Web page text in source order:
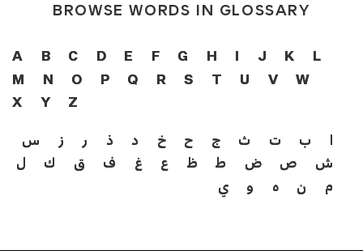
BROWSE WORDS IN GLOSSARY
A B C D E F G H J K
L
M
N O P Q R S T U V
W
X
Y Z
ا ب ت ث ج ح خ د ذ ر ز
س
ش
ص ض ط ظ ع غ ف ق ك
ل
م
ن ه و ي